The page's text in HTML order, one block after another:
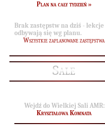
Plan na cały tydzień »
Brak zastępstw na dziś - lekcje
odbywają się wg planu.
Wszystkie zaplanowane zastępstwa
Sale
Wejdź do Wielkiej Sali AMR:
Kryształowa Komnata